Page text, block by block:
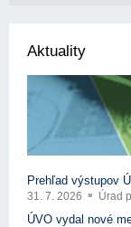
Aktuality
Prehľad výstupov
31. 7. 2026 Úrad
ÚVO vydal nové